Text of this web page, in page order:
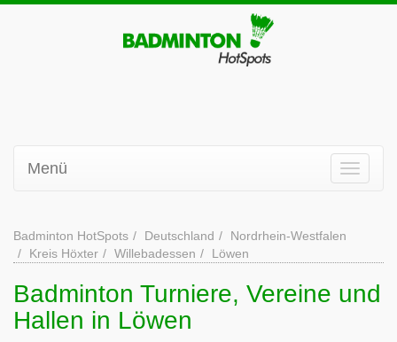
Menü
Badminton HotSpots Deutschland
Nordrhein-Westfalen
Kreis Höxter
Willebadessen Löwen
Badminton Turniere, Vereine und
Hallen in Löwen